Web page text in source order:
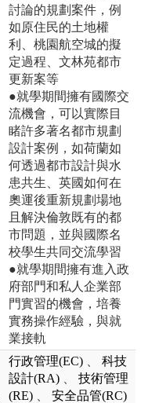
討論的規劃案件，例
如原住民的土地權
利、桃園航空城的擬
定過程、文林苑都市
更新案等
●就學期間擁有國際交
流機會，可以實際目
睹許多著名都市規劃
設計案例，如荷蘭如
何透過都市設計與水
患共生、英國如何在
奧運後重新規劃場地
且解決倫敦既有的都
市問題，並與國際名
校學生共同交流學習
●就學期間擁有進入政
府部門和私人企業部
門實習的機會，培養
實務操作經驗，與就
業接軌
行政管理(EC)
科技
設計(RA)
技術管理
(RE)
安全品管(RC)